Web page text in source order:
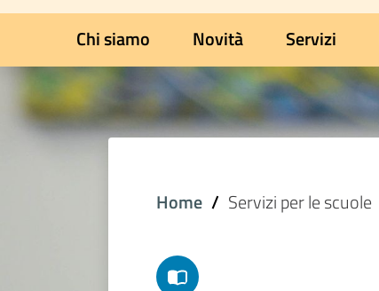
Chi siamo Novità Servizi
Home Servizi per le scuole